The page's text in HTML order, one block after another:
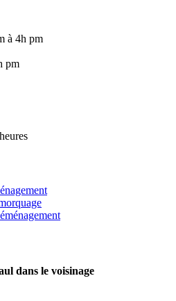
à 4h pm
pm
dans le voisinage